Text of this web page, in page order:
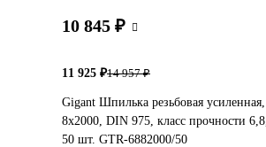
10 845 ₽
11 925 ₽14 957 ₽
Gigant Шпилька резьбовая усиленная,
8x2000, DIN 975, класс прочности 6,8,
50 шт. GTR-6882000/50